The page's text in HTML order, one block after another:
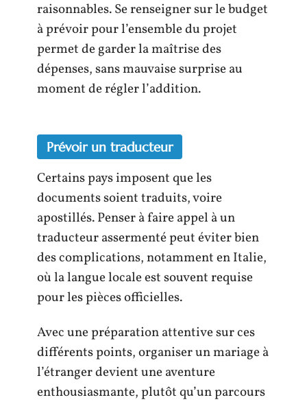
raisonnables. Se renseigner sur le budget
à prévoir pour l’ensemble du projet
permet de garder la maîtrise des
dépenses, sans mauvaise surprise au
moment de régler l’addition.
Prévoir un traducteur
Certains pays imposent que les
documents soient traduits, voire
apostillés. Penser à faire appel à un
traducteur assermenté peut éviter bien
des complications, notamment en Italie,
où la langue locale est souvent requise
pour les pièces officielles.
Avec une préparation attentive sur ces
différents points, organiser un mariage à
l’étranger devient une aventure
enthousiasmante, plutôt qu’un parcours